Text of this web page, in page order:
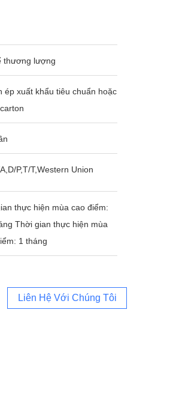
thương lượng
ép xuất khẩu tiêu chuẩn hoặc
P,T/T,Western Union
thực hiện mùa cao điểm:
Thời gian thực hiện mùa
1 tháng
Liên Hệ Với Chúng Tôi